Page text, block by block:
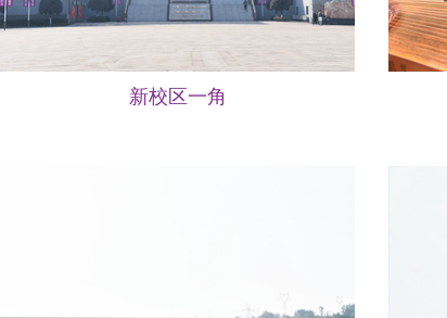
新校区一角